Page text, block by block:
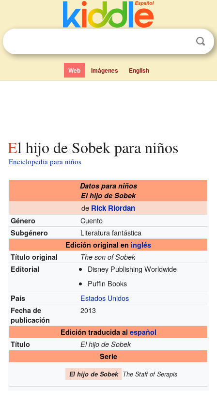
Web Imágenes English
El hijo de Sobek para niños
Enciclopedia para niños
Datos para niños
El hijo de Sobek
de Rick Riordan
Género Cuento
Subgénero Literatura fantástica
Edición original en inglés
Título original
The son of Sobek
Editorial
Disney Publishing Worldwide
Puffin Books
País Estados Unidos
Fecha de
publicación
2013
Edición traducida al español
Título
El hijo de Sobek
Serie
El hijo de Sobek The Staff of Serapis